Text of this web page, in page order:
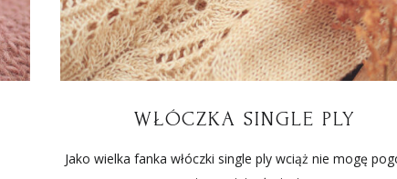
WŁÓCZKA SINGLE PLY
Jako wielka fanka włóczki single ply wciąż nie mogę